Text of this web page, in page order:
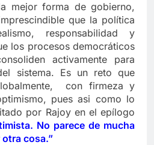
mejor forma de gobierno,
que la política
responsabilidad y
los procesos democráticos
activamente para
sistema. Es un reto que
con firmeza y
pues asi como lo
por Rajoy en el epílogo
No parece de mucha
cosa.”